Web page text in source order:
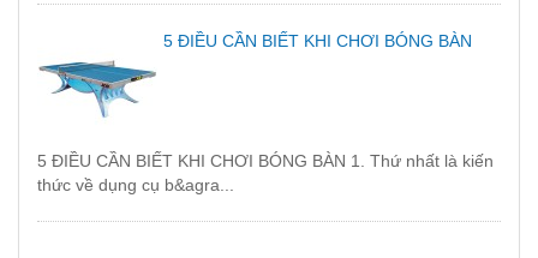
5 ĐIỀU CẦN BIẾT KHI CHƠI BÓNG BÀN
5 ĐIỀU CẦN BIẾT KHI CHƠI BÓNG BÀN 1. Thứ nhất là kiến
thức về dụng cụ b&agra...